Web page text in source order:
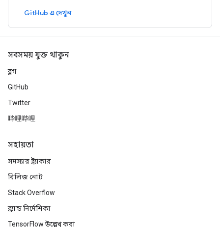
GitHub এ দেখুন
সবসময় যুক্ত থাকুন
ব্লগ
GitHub
Twitter
哔哩哔哩
সহায়তা
সমস্যার ট্র্যাকার
রিলিজ নোট
Stack Overflow
ব্র্যান্ড নির্দেশিকা
TensorFlow উল্লেখ করা